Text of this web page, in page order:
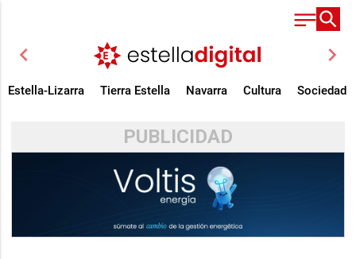
chevron_left chevron_right
Estella-Lizarra Tierra Estella Navarra Cultura Sociedad
PUBLICIDAD